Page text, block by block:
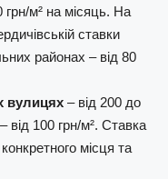
грн/м² на місяць. На
ставки
районах – від 80
вулицях – від 200 до
від 100 грн/м². Ставка
місця та